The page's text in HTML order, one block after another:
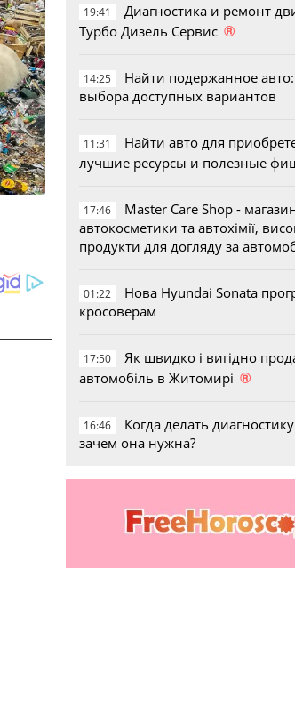
19:41
Диагностика и ремонт
Турбо Дизель Сервис ®
14:25
Найти подержанное
выбора доступных вариантов
11:31
Найти авто для
лучшие ресурсы и полезные
17:46
Master Care Shop -
автокосметики та автохімії,
продукти для догляду за
01:22
Нова Hyundai Sonata
кросоверам
17:50
Як швидко і вигідно
автомобіль в Житомирі ®
16:46
Когда делать
зачем она нужна?